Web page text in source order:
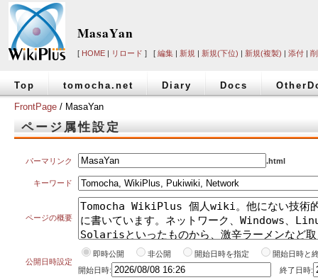
MasaYan
[ HOME | リロード ] [ 編集 | 新規 | 新規(下位) | 新規(複製) | 添付 |
Top tomocha.net Diary Docs
FrontPage / MasaYan
ページ属性設定
パーマリンク .html
キーワード
ページの概要
公開日時設定
即時公開 非公開 開始日時を指定
開始日時と
開始日時:
終了日時: